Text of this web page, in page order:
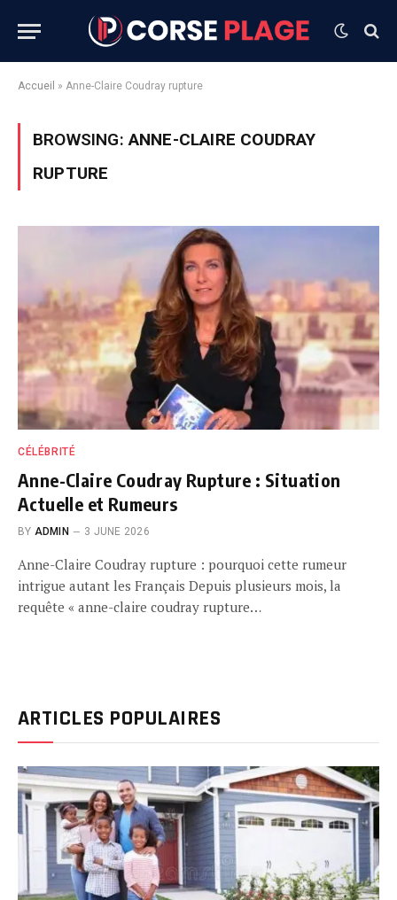
Accueil » Anne-Claire Coudray rupture
BROWSING:ANNE-CLAIRE COUDRAY
RUPTURE
CÉLÉBRITÉ
Anne-Claire Coudray Rupture : Situation
Actuelle et Rumeurs
BY ADMIN 3 JUNE 2026
Anne-Claire Coudray rupture : pourquoi cette rumeur
intrigue autant les Français Depuis plusieurs mois, la
requête « anne-claire coudray rupture…
ARTICLES POPULAIRES